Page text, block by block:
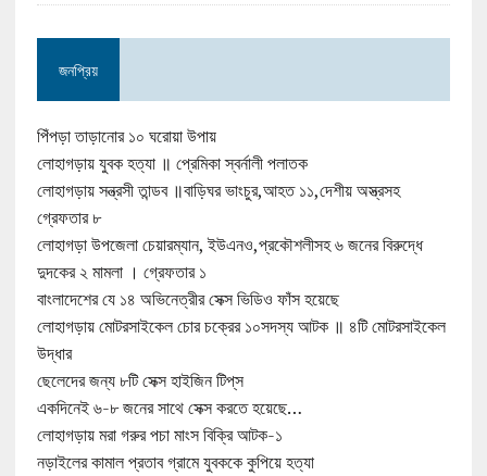
জনপ্রিয়
পিঁপড়া তাড়ানোর ১০ ঘরোয়া উপায়
লোহাগড়ায় যুবক হত্যা ॥ প্রেমিকা স্বর্নালী পলাতক
লোহাগড়ায় সন্ত্রসী তান্ডব ॥বাড়িঘর ভাংচুর,আহত ১১,দেশীয় অস্ত্রসহ
গ্রেফতার ৮
লোহাগড়া উপজেলা চেয়ারম্যান, ইউএনও,প্রকৌশলীসহ ৬ জনের বিরুদ্ধে
দুদকের ২ মামলা । গ্রেফতার ১
বাংলাদেশের যে ১৪ অভিনেত্রীর সেক্স ভিডিও ফাঁস হয়েছে
লোহাগড়ায় মোটরসাইকেল চোর চক্রের ১০সদস্য আটক ॥ ৪টি মোটরসাইকেল
উদ্ধার
ছেলেদের জন্য ৮টি সেক্স হাইজিন টিপ্‌স
একদিনেই ৬-৮ জনের সাথে সেক্স করতে হয়েছে…
লোহাগড়ায় মরা গরুর পচা মাংস বিক্রি আটক-১
নড়াইলের কামাল প্রতাব গ্রামে যুবককে কুপিয়ে হত্যা